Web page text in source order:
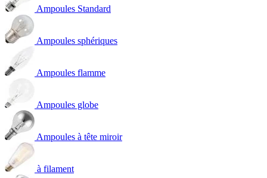
Ampoules Standard
Ampoules sphériques
Ampoules flamme
Ampoules globe
Ampoules à tête miroir
à filament